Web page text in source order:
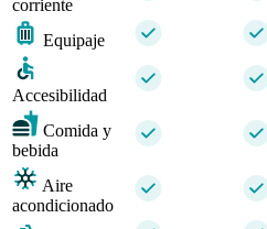
corriente
Equipaje
Accesibilidad
Comida y
bebida
Aire
acondicionado